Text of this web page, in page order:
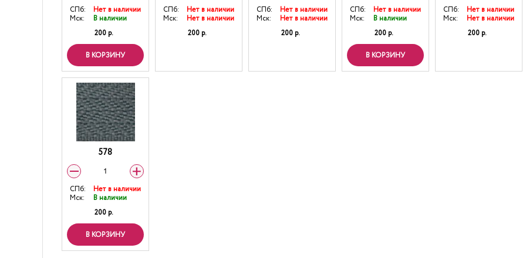
СПб:
Нет в наличии
Мск:
В наличии
200 р.
В КОРЗИНУ
СПб:
Нет в наличии
Мск:
Нет в наличии
200 р.
СПб:
Нет в наличии
Мск:
Нет в наличии
200 р.
СПб:
Нет в наличии
Мск:
В наличии
200 р.
В КОРЗИНУ
СПб:
Нет в наличии
Мск:
Нет в наличии
200 р.
578
СПб:
Нет в наличии
Мск:
В наличии
200 р.
В КОРЗИНУ